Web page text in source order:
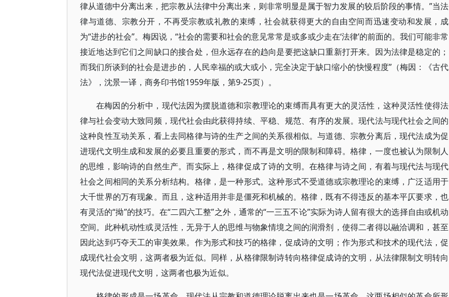
律从道德中分离出来，把宗教从法律中分离出来，则非常明显是属于智力发展的较后阶段的事情。”当法
律与道德、宗教分开，不再受宗教或礼教的束缚，社会就获得更大的自由空间而迅速变动和发展，成
为“进步的社会”。梅因说，“社会的需要和社会的意见常常是或多或少走在‘法律’的前面的。我们可能非常
接近地达到它们之间缺口的接合处，但永远存在的趋向是要把这缺口重新打开来。因为法律是稳定的；
而我们所谈到的社会是进步的，人民幸福的或大或小，完全决定于缺口缩小的快慢程度”（梅因：《古代
法》，沈景一译，商务印书馆1959年版，第9-25页）。
在梅因的分析中，现代法因为摆脱道德和宗教理论的束缚而具有更大的灵活性，这种灵活性使得法
律与社会变动大致同频，现代社会由此获得持续、平稳、规范、有序的发展。现代法与现代社会之间的
这种良性互动关系，看上去同格律与诗的生产之间的关系很相似。与道德、宗教分离后，现代法成为促
进现代文明生成和发展的必要且重要的形式，而不再是文明的限制和障碍。格律，一度也被认为限制人
的思维，影响诗的自然生产。而实际上，格律促成了诗的文明。在格律与诗之间，有着与现代法与现代
社会之间相同的关系分析结构。格律，是一种形式。这种形式不受道德或宗教理论的束缚，广泛适用于
大千世界的万有现象。而且，这种适用并非是僵死和机械的。格律，既有不得违反的基本平仄要求，也
有灵活的“拗”的技巧。在“二四六工整”之外，通常的“一三五不论”实际为诗人留有很大的选择自由或机动
空间。此种机动性或灵活性，无异于人的思维与物象情境之间的润滑剂，使得二者得以融洽调和，甚至
因此达到巧夺天工的审美效果。作为形式和技巧的格律，促成诗的文明；作为形式和技术的现代法，促
成现代社会文明，这两者极为近似。同样，从格律限制诗转向格律促成诗的文明，从法律限制文明转向
现代法促进现代文明，这两者也极为近似。